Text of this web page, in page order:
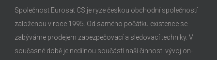
Společnost Eurosat CS je ryze českou obchodní společností
založenou v roce 1995. Od samého počátku existence se
zabýváme prodejem zabezpečovací a sledovací techniky. V
současné době je nedílnou součástí naší činnosti vývoj on-